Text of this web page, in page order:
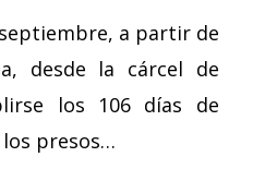
a partir de
desde la cárcel de
los 106 días de
presos…